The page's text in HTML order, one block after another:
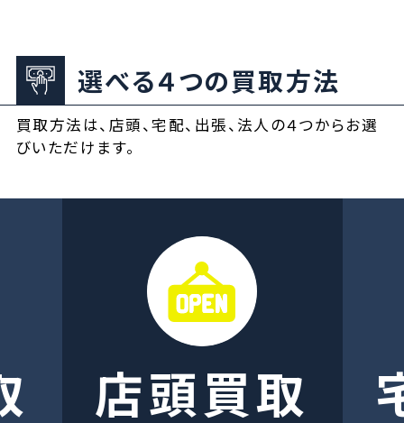
選べる４つの買取方法
買取方法は、店頭、宅配、出張、法人の４つからお選
びいただけます。
店頭買取